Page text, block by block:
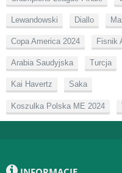
Lewandowski Diallo
Copa America 2024 Fisnik
Arabia Saudyjska Turcja
Kai Havertz Saka
Koszulka Polska ME 2024